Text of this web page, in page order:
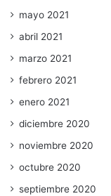
mayo 2021
abril 2021
marzo 2021
febrero 2021
enero 2021
diciembre 2020
noviembre 2020
octubre 2020
septiembre 2020